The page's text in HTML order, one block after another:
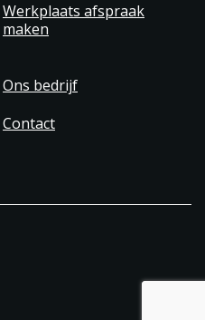
Werkplaats afspraak
maken
Ons bedrijf
Contact